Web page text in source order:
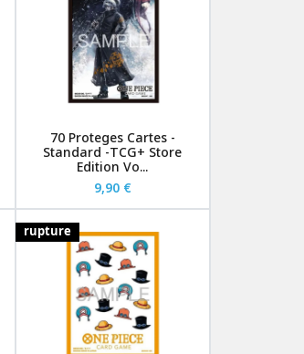
70 Proteges Cartes -
Standard -TCG+ Store
Edition Vo...
9,90 €
rupture